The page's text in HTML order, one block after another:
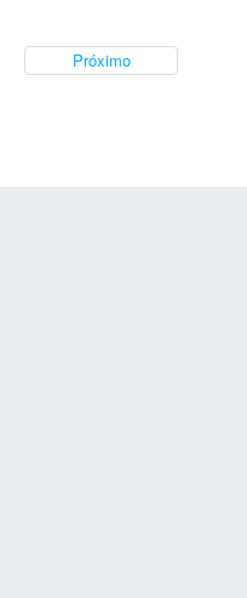
Próximo